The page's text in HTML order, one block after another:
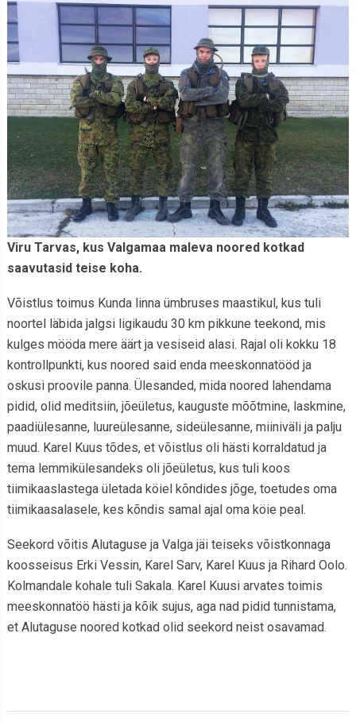
Viru Tarvas, kus Valgamaa maleva noored kotkad
saavutasid teise koha.
Võistlus toimus Kunda linna ümbruses maastikul, kus tuli
noortel läbida jalgsi ligikaudu 30 km pikkune teekond, mis
kulges mööda mere äärt ja vesiseid alasi. Rajal oli kokku 18
kontrollpunkti, kus noored said enda meeskonnatööd ja
oskusi proovile panna. Ülesanded, mida noored lahendama
pidid, olid meditsiin, jõeületus, kauguste mõõtmine, laskmine,
paadiülesanne, luureülesanne, sideülesanne, miiniväli ja palju
muud. Karel Kuus tõdes, et võistlus oli hästi korraldatud ja
tema lemmikülesandeks oli jõeületus, kus tuli koos
tiimikaaslastega ületada köiel kõndides jõge, toetudes oma
tiimikaasalasele, kes kõndis samal ajal oma köie peal.
Seekord võitis Alutaguse ja Valga jäi teiseks võistkonnaga
koosseisus Erki Vessin, Karel Sarv, Karel Kuus ja Rihard Oolo.
Kolmandale kohale tuli Sakala. Karel Kuusi arvates toimis
meeskonnatöö hästi ja kõik sujus, aga nad pidid tunnistama,
et Alutaguse noored kotkad olid seekord neist osavamad.